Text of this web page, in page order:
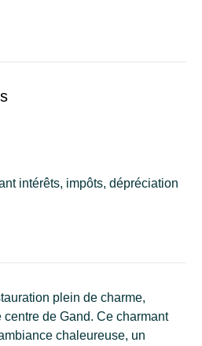
intérêts, impôts, dépréciation
plein de charme,
de Gand. Ce charmant
chaleureuse, un